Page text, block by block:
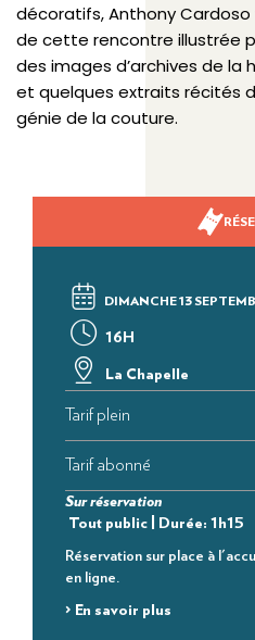
décoratifs, Anthony Cardoso
de cette rencontre illustrée
des images d’archives de la
et quelques extraits récités
génie de la couture.
DIMANCHE 13
16H
La Chapelle
Tarif plein
Tarif abonné
Sur réservation
Tout public | Durée: 1h15
Réservation sur place à
en ligne.
> En savoir plus